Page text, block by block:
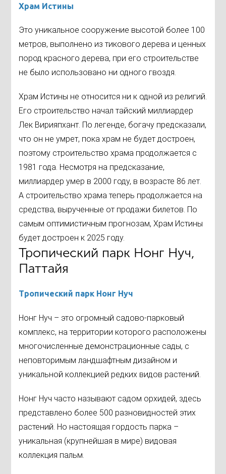
Храм Истины
Это уникальное сооружение высотой более 100
метров, выполнено из тикового дерева и ценных
пород красного дерева, при его строительстве
не было использовано ни одного гвоздя.
Храм Истины не относится ни к одной из религий.
Его строительство начал тайский миллиардер
Лек Вирияпхант. По легенде, богачу предсказали,
что он не умрет, пока храм не будет достроен,
поэтому строительство храма продолжается с
1981 года. Несмотря на предсказание,
миллиардер умер в 2000 году, в возрасте 86 лет.
А строительство храма теперь продолжается на
средства, вырученные от продажи билетов. По
самым оптимистичным прогнозам, Храм Истины
будет достроен к 2025 году.
Тропический парк Нонг Нуч,
Паттайя
Тропический парк Нонг Нуч
Нонг Нуч – это огромный садово-парковый
комплекс, на территории которого расположены
многочисленные демонстрационные сады, с
неповторимым ландшафтным дизайном и
уникальной коллекцией редких видов растений.
Нонг Нуч часто называют садом орхидей, здесь
представлено более 500 разновидностей этих
растений. Но настоящая гордость парка –
уникальная (крупнейшая в мире) видовая
коллекция пальм.